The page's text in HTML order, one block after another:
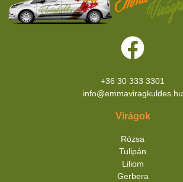
+36 30 333 3301
info@emmaviragkuldes.hu
Virágok
Rózsa
Tulipán
Liliom
Gerbera